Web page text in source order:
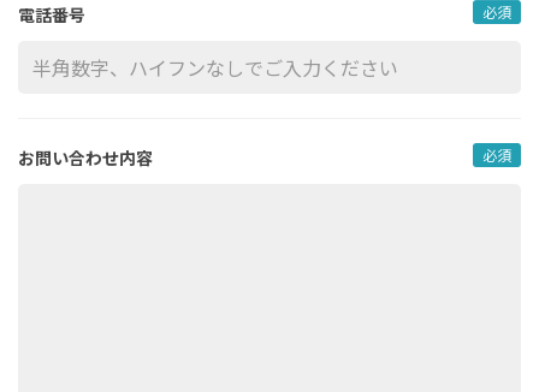
電話番号 必須
お問い合わせ内容 必須